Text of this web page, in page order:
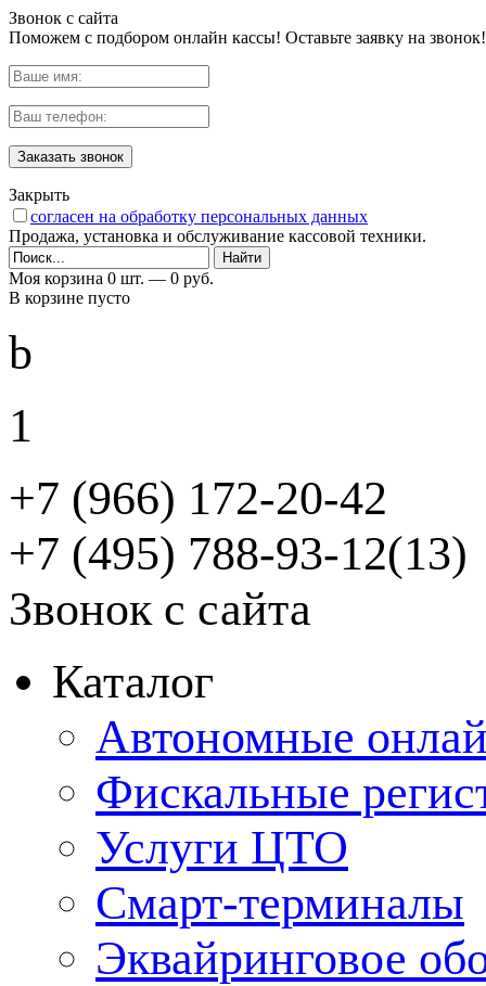
Звонок с сайта
Поможем с подбором онлайн кассы! Оставьте заявку на звонок!
Заказать звонок
Закрыть
согласен на обработку персональных данных
Продажа, установка и обслуживание кассовой техники.
Моя корзина 0 шт. — 0 руб.
В корзине пусто
b
1
+7 (966) 172-20-42
+7 (495) 788-93-12(13)
Звонок с сайта
Каталог
Автономные
Фискальные
Услуги ЦТО
Смарт-терминалы
Эквайринговое